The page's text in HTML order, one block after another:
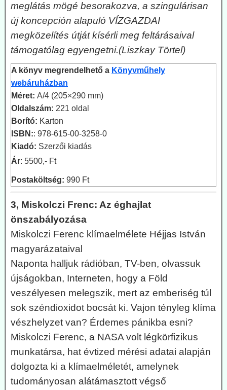
meglátás mögé besorakozva, a szingulárisan
új koncepción alapuló VÍZGAZDAI
megközelítés útját kísérli meg feltárásaival
támogatólag egyengetni.(Liszkay Törtel)
A könyv megrendelhető a Könyvműhely
webáruházban
Méret: A/4 (205×290 mm)
Oldalszám: 221 oldal
Borító: Karton
ISBN:: 978-615-00-3258-0
Kiadó: Szerzői kiadás
Ár: 5500,- Ft
Postaköltség: 990 Ft
3, Miskolczi Frenc: Az éghajlat
önszabályozása
Miskolczi Ferenc klímaelmélete Héjjas István
magyarázataival
Naponta halljuk rádióban, TV-ben, olvassuk
újságokban, Interneten, hogy a Föld
veszélyesen melegszik, mert az emberiség túl
sok széndioxidot bocsát ki. Vajon tényleg klíma
vészhelyzet van? Érdemes pánikba esni?
Miskolczi Ferenc, a NASA volt légkörfizikus
munkatársa, hat évtized mérési adatai alapján
dolgozta ki a klímaelméletét, amelynek
tudományosan alátámasztott végső